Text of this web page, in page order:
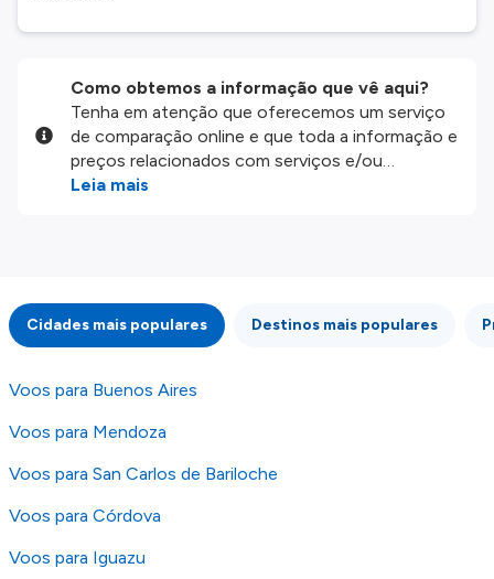
Como obtemos a informação que vê aqui?
Tenha em atenção que oferecemos um serviço
de comparação online e que toda a informação e
preços relacionados com serviços e/ou
produtos disponíveis no nosso website são
integridade ou pela precisão da informação
publicada, por isso verifique com atenção todas
as condições no website do parceiro antes de
fazer uma reserva. Para mais detalhes verifique
os nossos Termos e Condições
Leia mais
Cidades mais populares Destinos mais populares
Voos para Buenos Aires
Voos para Mendoza
Voos para San Carlos de Bariloche
Voos para Córdova
Voos para Iguazu